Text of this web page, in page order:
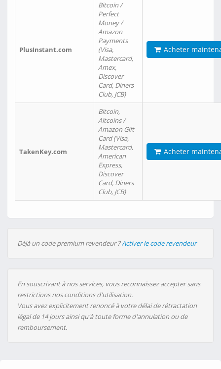
PlusInstant.com
Bitcoin /
Perfect
Money /
Amazon
Payments
(Visa,
Mastercard,
Amex,
Discover
Card, Diners
Club, JCB)
Acheter
TakenKey.com
Bitcoin,
Altcoins /
Amazon Gift
Card (Visa,
Mastercard,
American
Express,
Discover
Card, Diners
Club, JCB)
Acheter
Déjà un code premium revendeur ?Activer le code revendeur
En souscrivant à nos services, vous reconnaissez accepter sans
restrictions nos conditions d'utilisation.
Vous avez explicitement renoncé à votre délai de rétractation
légal de 14 jours ainsi qu'à toute forme d'annulation ou de
remboursement.